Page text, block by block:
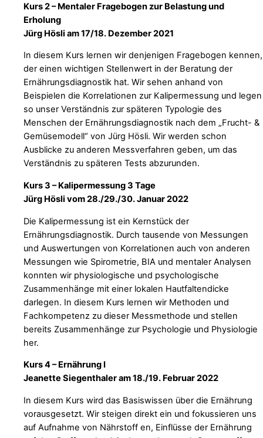
Kurs 2 – Mentaler Fragebogen zur Belastung und
Erholung
Jürg Hösli am 17/18. Dezember 2021
In diesem Kurs lernen wir denjenigen Fragebogen kennen,
der einen wichtigen Stellenwert in der Beratung der
Ernährungsdiagnostik hat. Wir sehen anhand von
Beispielen die Korrelationen zur Kalipermessung und legen
so unser Verständnis zur späteren Typologie des
Menschen der Ernährungsdiagnostik nach dem „Frucht- &
Gemüsemodell“ von Jürg Hösli. Wir werden schon
Ausblicke zu anderen Messverfahren geben, um das
Verständnis zu späteren Tests abzurunden.
Kurs 3 – Kalipermessung 3 Tage
Jürg Hösli vom 28./29./30. Januar 2022
Die Kalipermessung ist ein Kernstück der
Ernährungsdiagnostik. Durch tausende von Messungen
und Auswertungen von Korrelationen auch von anderen
Messungen wie Spirometrie, BIA und mentaler Analysen
konnten wir physiologische und psychologische
Zusammenhänge mit einer lokalen Hautfaltendicke
darlegen. In diesem Kurs lernen wir Methoden und
Fachkompetenz zu dieser Messmethode und stellen
bereits Zusammenhänge zur Psychologie und Physiologie
her.
Kurs 4 – Ernährung I
Jeanette Siegenthaler am 18./19. Februar 2022
In diesem Kurs wird das Basiswissen über die Ernährung
vorausgesetzt. Wir steigen direkt ein und fokussieren uns
auf Aufnahme von Nährstoff en, Einflüsse der Ernährung